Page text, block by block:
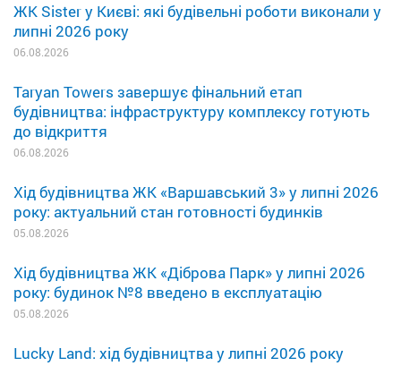
ЖК Sister у Києві: які будівельні роботи виконали у
липні 2026 року
06.08.2026
Taryan Towers завершує фінальний етап
будівництва: інфраструктуру комплексу готують
до відкриття
06.08.2026
Хід будівництва ЖК «Варшавський 3» у липні 2026
року: актуальний стан готовності будинків
05.08.2026
Хід будівництва ЖК «Діброва Парк» у липні 2026
року: будинок №8 введено в експлуатацію
05.08.2026
Lucky Land: хід будівництва у липні 2026 року